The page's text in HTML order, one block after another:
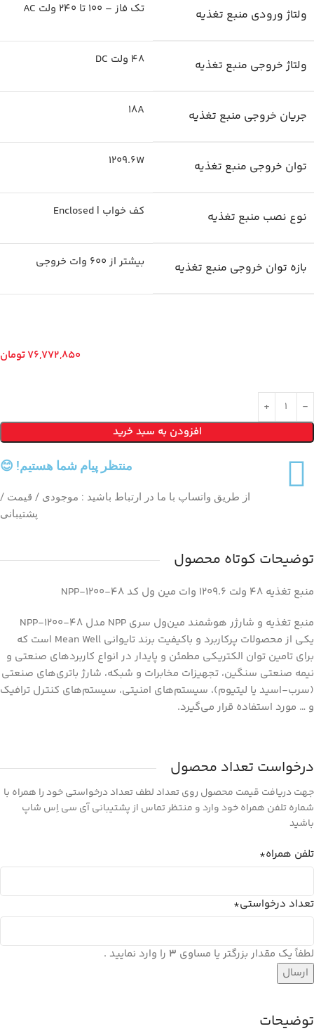
ولتاژ ورودی منبع تغذیه تک فاز – 100 تا 240 ولت AC
ولتاژ خروجی منبع تغذیه 48 ولت DC
جریان خروجی منبع تغذیه 18A
توان خروجی منبع تغذیه 1209.6W
نوع نصب منبع تغذیه کف خواب | Enclosed
بازه توان خروجی منبع تغذیه بیشتر از 600 وات خروجی
76,772,850تومان
افزودن به سبد خرید
منتظر پیام شما هستیم! 😊
از طریق واتساپ با ما در ارتباط باشید : موجودی / قیمت /
پشتیبانی
توضیحات کوتاه محصول
منبع تغذیه 48 ولت 1209.6 وات مین ول کد NPP-1200-48
منبع تغذیه و شارژر هوشمند مین‌ول سری NPP مدل NPP-1200-48
یکی از محصولات پرکاربرد و باکیفیت برند تایوانی Mean Well است که
برای تامین توان الکتریکی مطمئن و پایدار در انواع کاربردهای صنعتی و
نیمه صنعتی سنگین، تجهیزات مخابرات و شبکه، شارژ باتری‌های صنعتی
(سرب-اسید یا لیتیوم)، سیستم‌های امنیتی، سیستم‌های کنترل ترافیک
و … مورد استفاده قرار می‌گیرد.
درخواست تعداد محصول
جهت دریافت قیمت محصول روی تعداد لطف تعداد درخواستی خود را همراه با
شماره تلفن همراه خود وارد و منتظر تماس از پشتیبانی آی سی اِس شاپ
باشید
تلفن همراه*
تعداد درخواستی*
لطفاً یک مقدار بزرگتر یا مساوی 3 را وارد نمایید .
توضیحات